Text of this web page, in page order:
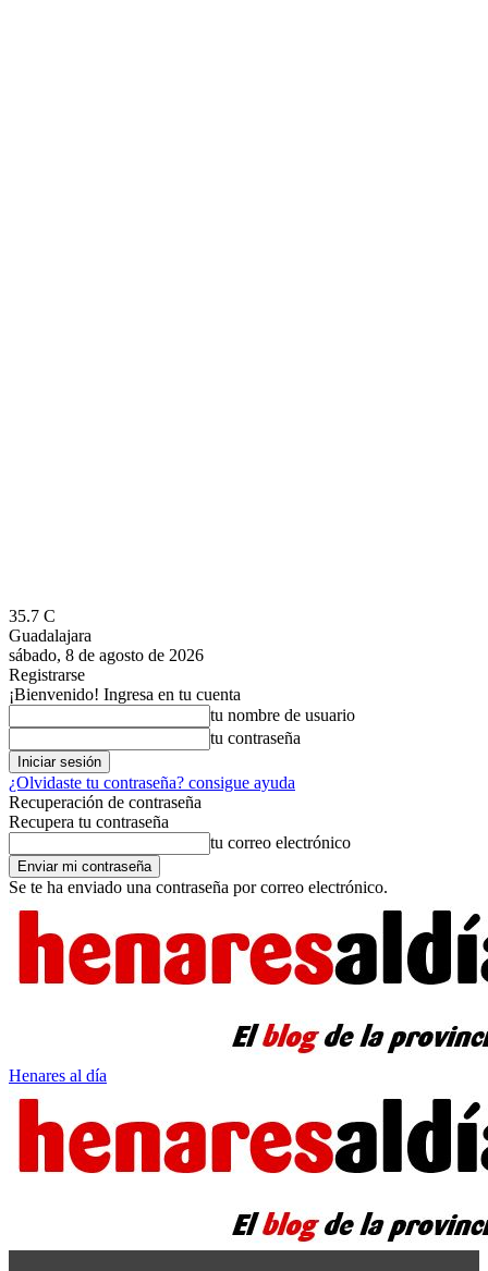
35.7 C
Guadalajara
sábado, 8 de agosto de 2026
Registrarse
¡Bienvenido! Ingresa en tu cuenta
tu nombre de usuario
tu contraseña
¿Olvidaste tu contraseña? consigue ayuda
Recuperación de contraseña
Recupera tu contraseña
tu correo electrónico
Se te ha enviado una contraseña por correo electrónico.
Henares al día